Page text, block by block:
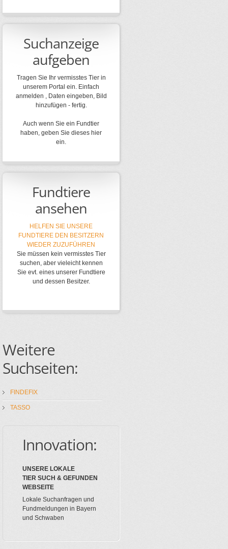
Suchanzeige
aufgeben
Tragen Sie Ihr vermisstes Tier in
unserem Portal ein. Einfach
anmelden , Daten eingeben, Bild
hinzufügen - fertig.
Auch wenn Sie ein Fundtier
haben, geben Sie dieses hier
ein.
Fundtiere
ansehen
HELFEN SIE UNSERE
FUNDTIERE DEN BESITZERN
WIEDER ZUZUFÜHREN
Sie müssen kein vermisstes Tier
suchen, aber vieleicht kennen
Sie evt. eines unserer Fundtiere
und dessen Besitzer.
Weitere
Suchseiten:
FINDEFIX
TASSO
Innovation:
UNSERE LOKALE
TIER SUCH & GEFUNDEN
WEBSEITE
Lokale Suchanfragen und
Fundmeldungen in Bayern
und Schwaben